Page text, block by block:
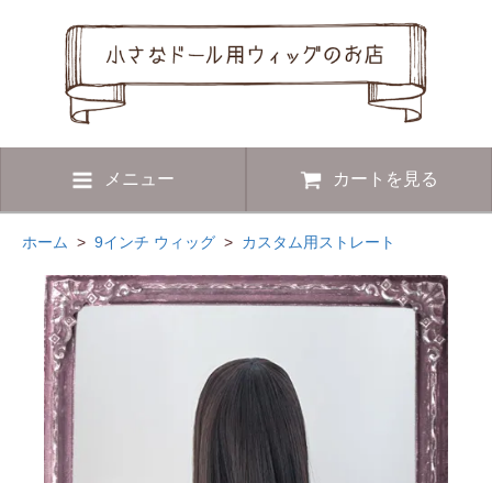
メニュー カートを見る
ホーム > 9インチ ウィッグ > カスタム用ストレート